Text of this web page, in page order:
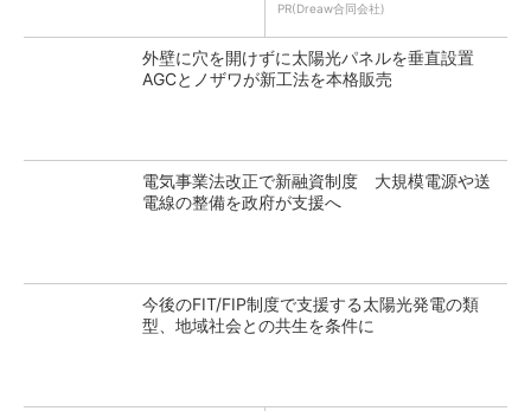
PR(Dreaw合同会社)
外壁に穴を開けずに太陽光パネルを垂直設置
AGCとノザワが新工法を本格販売
電気事業法改正で新融資制度 大規模電源や送
電線の整備を政府が支援へ
今後のFIT/FIP制度で支援する太陽光発電の類
型、地域社会との共生を条件に